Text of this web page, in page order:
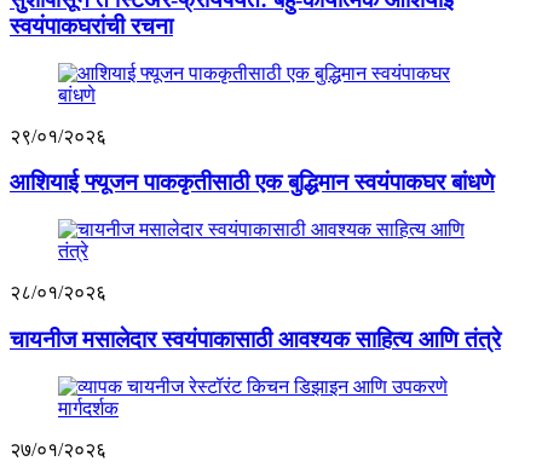
स्वयंपाकघरांची रचना
२९/०१/२०२६
आशियाई फ्यूजन पाककृतीसाठी एक बुद्धिमान स्वयंपाकघर बांधणे
२८/०१/२०२६
चायनीज मसालेदार स्वयंपाकासाठी आवश्यक साहित्य आणि तंत्रे
२७/०१/२०२६